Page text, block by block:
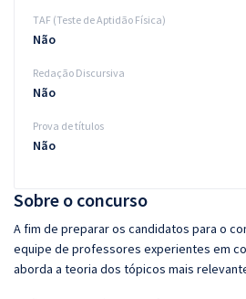
Sobre o concurso
A fim de preparar os candidatos para o
equipe de professores experientes em
aborda a teoria dos tópicos mais
TAF (Teste de Aptidão Física)
Não
Redação Discursiva
Não
Prova de títulos
Não